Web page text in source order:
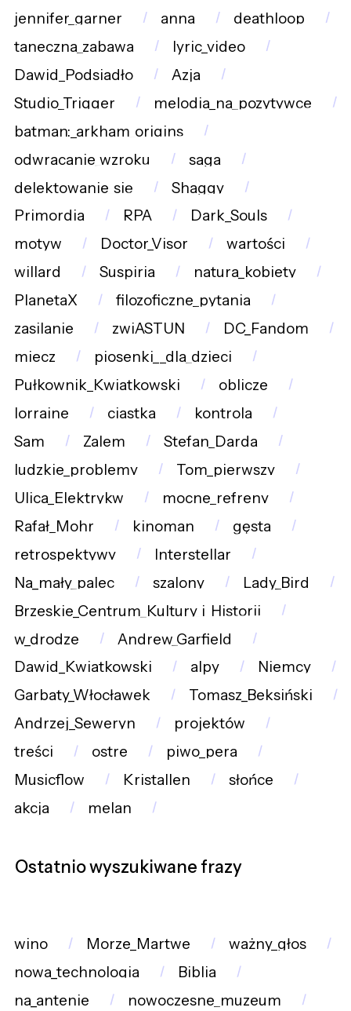
jennifer_garner
anna
deathloop
taneczna_zabawa
lyric_video
Dawid_Podsiadło
Azja
Studio_Trigger
melodia_na_pozytywce
batman:_arkham_origins
odwracanie_wzroku
saga
delektowanie_się
Shaggy
Primordia
RPA
Dark_Souls
motyw
Doctor_Visor
wartości
willard
Suspiria
natura_kobiety
PlanetaX
filozoficzne_pytania
zasilanie
zwiASTUN
DC_Fandom
miecz
piosenki__dla_dzieci
Pułkownik_Kwiatkowski
oblicze
lorraine
ciastka
kontrola
Sam
Zalem
Stefan_Darda
ludzkie_problemy
Tom_pierwszy
Ulica_Elektrykw
mocne_refreny
Rafał_Mohr
kinoman
gęsta
retrospektywy
Interstellar
Na_mały_palec
szalony
Lady_Bird
Brzeskie_Centrum_Kultury_i_Historii
w_drodze
Andrew_Garfield
Dawid_Kwiatkowski
alpy
Niemcy
Garbaty_Włocławek
Tomasz_Beksiński
Andrzej_Seweryn
projektów
treści
ostre
piwo_pera
Musicflow
Kristallen
słońce
akcja
melan
Ostatnio wyszukiwane frazy
wino Morze_Martwe
ważny_głos
nowa_technologia
Biblia
na_antenie
nowoczesne_muzeum